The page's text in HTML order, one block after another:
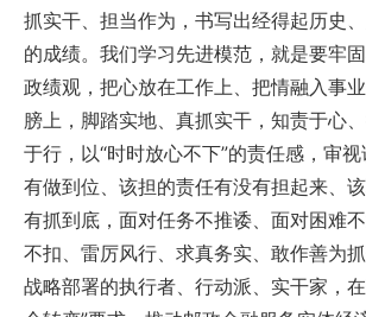
抓实干、担当作为，书写出经得起历史
的成绩。我们学习先进模范，就是要牢
政绩观，把心放在工作上、把情融入事
膀上，脚踏实地、真抓实干，知责于心
于行，以“时时放心不下”的责任感，审
有做到位、该担的责任有没有担起来、
有抓到底，面对任务不推诿、面对困难
不扣、雷厉风行、求真务实、敢作善为
战略部署的执行者、行动派、实干家，